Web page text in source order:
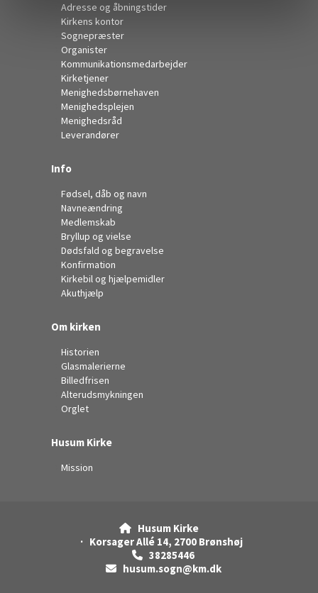
Adresse og åbningstider
Kirkens kontor
Sognepræster
Organister
Kommunikationsmedarbejder
Kirketjener
Menighedsbørnehaven
Menighedsplejen
Menighedsråd
Leverandører
Info
Fødsel, dåb og navn
Navneændring
Medlemskab
Bryllup og vielse
Dødsfald og begravelse
Konfirmation
Kirkebil og hjælpemidler
Akuthjælp
Om kirken
Historien
Glasmalerierne
Billedfrisen
Alterudsmykningen
Orglet
Husum Kirke
Mission

Husum Kirke
· Korsager Allé 14, 2700 Brønshøj
 38285446
husum.sogn@km.dk